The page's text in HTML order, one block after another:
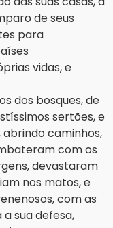
de seus
para
vidas, e
dos bosques, de
sertões, e
abrindo caminhos,
com os
devastaram
nos matos, e
com as
sua defesa,